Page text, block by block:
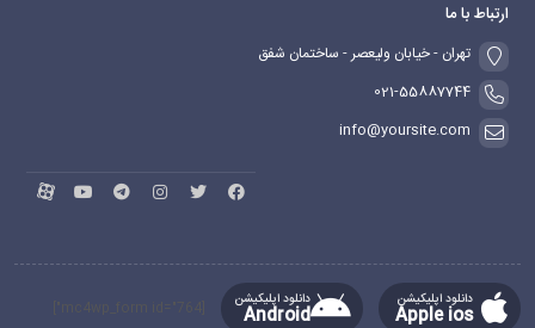
ارتباط با ما
تهران - خیابان ولیعصر - ساختمان شفق
021-55887744
info@yoursite.com
دانلود اپلیکیشن
Apple ios
دانلود اپلیکیشن
Android